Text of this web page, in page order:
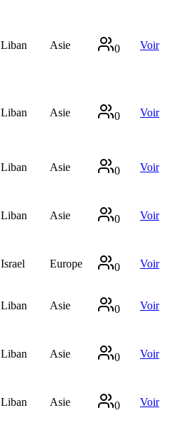
Liban Asie 0 Voir
Liban Asie 0 Voir
Liban Asie 0 Voir
Liban Asie 0 Voir
Israel Europe 0 Voir
Liban Asie 0 Voir
Liban Asie 0 Voir
Liban Asie 0 Voir